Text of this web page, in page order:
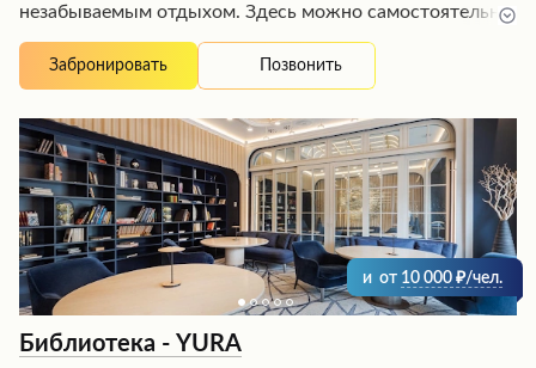
незабываемым отдыхом. Здесь можно самостоятельно
блюда из карпа, форели или осетра в уютном кафе.
Посетители высоко оценивают средний ценовой
вкус свежей рыбы, салатов и бесподобного чая. Кают-
компания идеально подходит для корпоративных
мероприятий, обеспечивая гармоничное сочетание
рыбалки, вкусной кухни и променада на лоне природы
в черте города.
Забронировать Позвонить
и от 10 000 /чел.
Библиотека - YURA